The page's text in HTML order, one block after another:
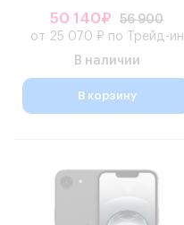
50 140₽
56 900
от 25 070 ₽ по Трейд-ин
В наличии
В корзину